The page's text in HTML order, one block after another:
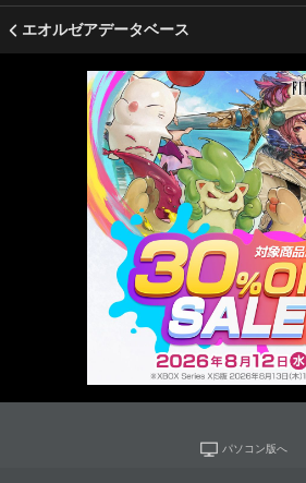
エオルゼアデータベース
パソコン版へ